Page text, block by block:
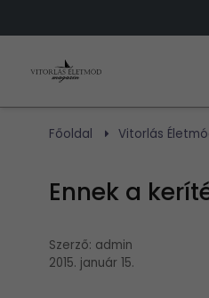
Főoldal Vitorlás
Ennek a
Szerző: admin
2015. január 15.